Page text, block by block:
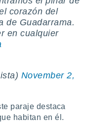
corazón del
de Guadarrama.
en cualquier
November 2,
paraje destaca
habitan en él.